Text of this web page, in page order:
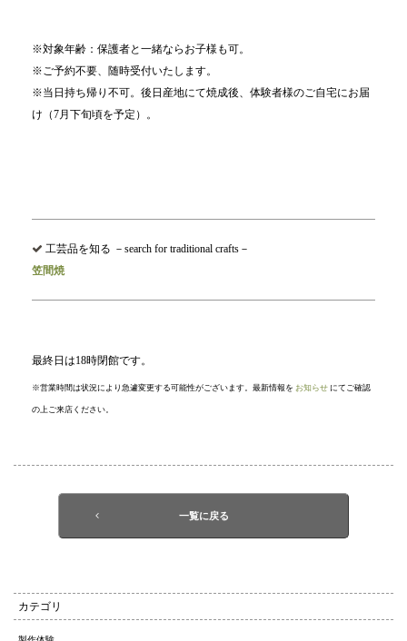
※対象年齢：保護者と一緒ならお子様も可。
※ご予約不要、随時受付いたします。
※当日持ち帰り不可。後日産地にて焼成後、体験者様のご自宅にお届
け（7月下旬頃を予定）。
工芸品を知る －search for traditional crafts－
笠間焼
最終日は18時閉館です。
※営業時間は状況により急遽変更する可能性がございます。最新情報を お知らせ にてご確認
の上ご来店ください。
一覧に戻る
カテゴリ